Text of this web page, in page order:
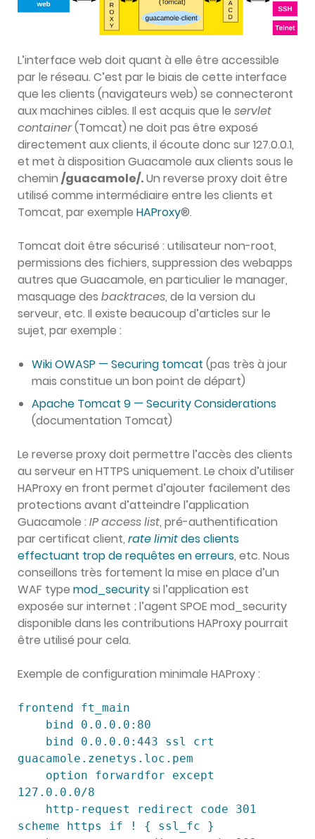
L’interface web doit quant à elle être accessible
par le réseau. C’est par le biais de cette interface
que les clients (navigateurs web) se connecteront
aux machines cibles. Il est acquis que le servlet
container(Tomcat) ne doit pas être exposé
directement aux clients, il écoute donc sur 127.0.0.1,
et met à disposition Guacamole aux clients sous le
chemin /guacamole/.Un reverse proxy doit être
utilisé comme intermédiaire entre les clients et
Tomcat, par exemple HAProxy®.
Tomcat doit être sécurisé : utilisateur non-root,
permissions des fichiers, suppression des webapps
autres que Guacamole, en particulier le manager,
masquage des backtraces, de la version du
serveur, etc. Il existe beaucoup d’articles sur le
sujet, par exemple :
Wiki OWASP — Securing tomcat (pas très à jour
mais constitue un bon point de départ)
Apache Tomcat 9 — Security Considerations
(documentation Tomcat)
Le reverse proxy doit permettre l’accès des clients
au serveur en HTTPS uniquement. Le choix d’utiliser
HAProxy en front permet d’ajouter facilement des
protections avant d’atteindre l’application
Guacamole : IP access list, pré-authentification
par certificat client, rate limitdes clients
effectuant trop de requêtes en erreurs, etc. Nous
conseillons très fortement la mise en place d’un
WAF type mod_securitysi l’application est
exposée sur internet ; l’agent SPOE mod_security
disponible dans les contributions HAProxy pourrait
être utilisé pour cela.
Exemple de configuration minimale HAProxy :
frontend ft_main
guacamole.zenetys.loc.pem
127.0.0.0/8
scheme https if ! { ssl_fc }